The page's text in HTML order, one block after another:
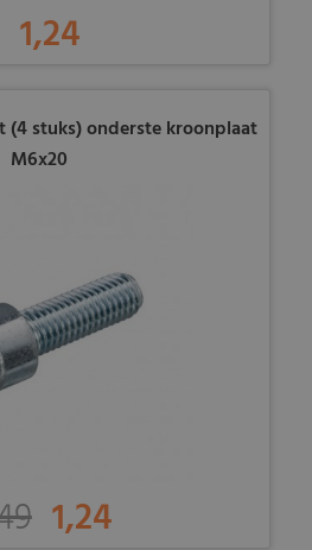
1,24
(4 stuks) onderste kroonplaat
M6x20
1,24